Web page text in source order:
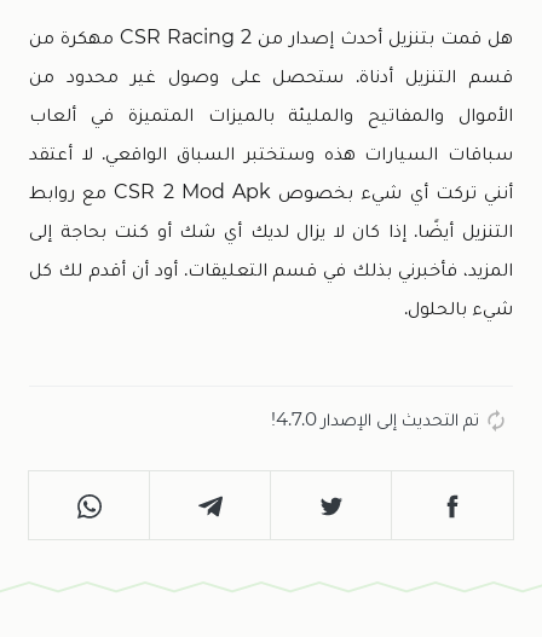
هل قمت بتنزيل أحدث إصدار من CSR Racing 2 مهكرة من
قسم التنزيل أدناة. ستحصل على وصول غير محدود من
الأموال والمفاتيح والمليئة بالميزات المتميزة في ألعاب
سباقات السيارات هذه وستختبر السباق الواقعي. لا أعتقد
أنني تركت أي شيء بخصوص CSR 2 Mod Apk مع روابط
التنزيل أيضًا. إذا كان لا يزال لديك أي شك أو كنت بحاجة إلى
المزيد، فأخبرني بذلك في قسم التعليقات. أود أن أقدم لك كل
شيء بالحلول.
تم التحديث إلى الإصدار 4.7.0!